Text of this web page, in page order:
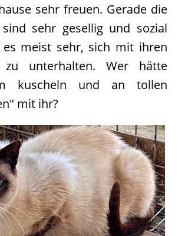
sehr freuen. Gerade die
sehr gesellig und sozial
meist sehr, sich mit ihren
zu unterhalten. Wer hätte
kuscheln und an tollen
mit ihr?